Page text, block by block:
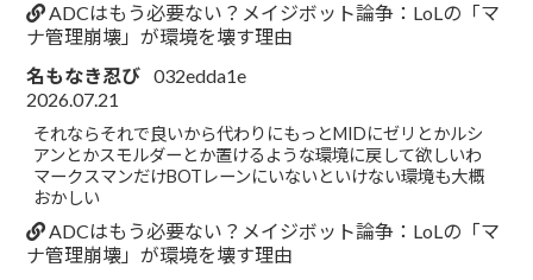
ADCはもう必要ない？メイジボット論争：LoLの「マ
ナ管理崩壊」が環境を壊す理由
名もなき忍び 032edda1e
2026.07.21
それならそれで良いから代わりにもっとMIDにゼリとかルシ
アンとかスモルダーとか置けるような環境に戻して欲しいわ
マークスマンだけBOTレーンにいないといけない環境も大概
おかしい
ADCはもう必要ない？メイジボット論争：LoLの「マ
ナ管理崩壊」が環境を壊す理由